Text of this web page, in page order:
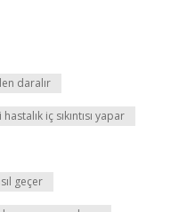
daralır
iç sıkıntısı yapar
geçer